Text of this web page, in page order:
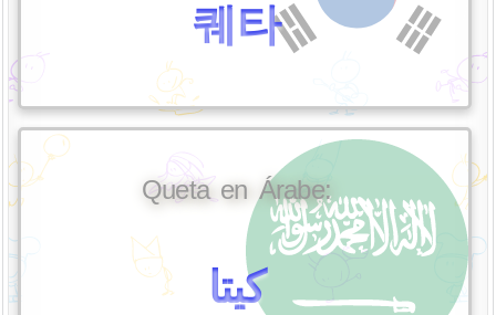
퀘타
Queta en Árabe:
كيتا